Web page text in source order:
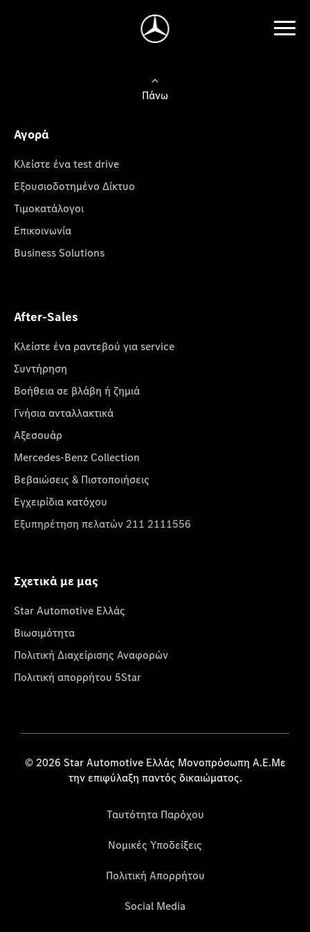
Πάνω
Αγορά
Κλείστε ένα test drive
Εξουσιοδοτημένο Δίκτυο
Τιμοκατάλογοι
Επικοινωνία
Business Solutions
After-Sales
Κλείστε ένα ραντεβού για service
Συντήρηση
Βοήθεια σε βλάβη ή ζημιά
Γνήσια ανταλλακτικά
Αξεσουάρ
Mercedes-Benz Collection
Βεβαιώσεις & Πιστοποιήσεις
Εγχειρίδια κατόχου
Εξυπηρέτηση πελατών 211 2111556
Σχετικά με μας
Star Automotive Ελλάς
Βιωσιμότητα
Πολιτική Διαχείρισης Αναφορών
Πολιτική απορρήτου 5Star
© 2026 Star Automotive Ελλάς Μονοπρόσωπη Α.Ε.Με
την επιφύλαξη παντός δικαιώματος.
Ταυτότητα Παρόχου
Νομικές Υποδείξεις
Πολιτική Απορρήτου
Social Media